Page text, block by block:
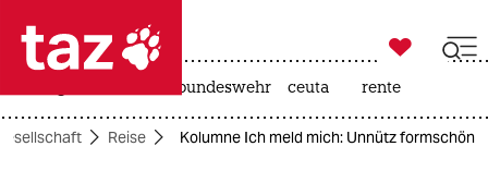
 taz zahl ich
taz zahl ich

taz zahl ich
bundeswehr ceuta rente
Reise Kolumne Ich meld mich: Unnütz formschön